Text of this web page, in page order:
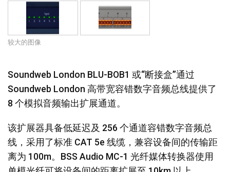
语言/地区
较大的图像
Soundweb London BLU-BOB1 或“断接盒”通过
Soundweb London 高带宽容错数字音频总线提供了
8 个模拟音频输出扩展通道。
该扩展器具备低延迟及 256 个通道容错数字音频总
线，采用了标准 CAT 5e 线缆，兼容设备间的传输距
离为 100m。BSS Audio MC-1 光纤媒体转换器使用